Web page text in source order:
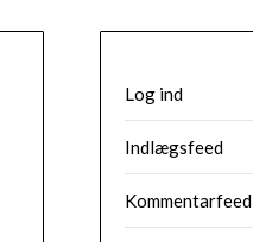
Log ind
Indlægsfeed
Kommentarfeed